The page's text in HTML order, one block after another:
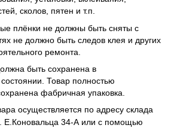
сколов, пятен и т.п.
плёнки не должны быть сняты с
не должно быть следов клея и других
ремонта.
быть сохранена в
Товар полностью
фабричная упаковка.
осуществляется по адресу склада
Е.Коновальца 34-А или с помощью